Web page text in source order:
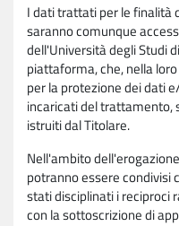
I dati trattati per le finalità
saranno comunque
dell'Università degli Studi
piattaforma, che, nella
per la protezione dei dati
incaricati del trattamento,
istruiti dal Titolare.
Nell'ambito
potranno essere condivisi
stati disciplinati i reciproci
con la sottoscrizione di